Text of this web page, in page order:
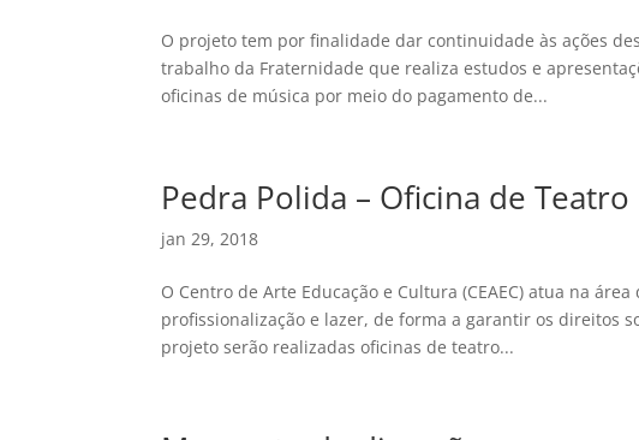
O projeto tem por finalidade dar continuidade às ações
trabalho da Fraternidade que realiza estudos e
oficinas de música por meio do pagamento de...
Pedra Polida – Oficina de Teatro
jan 29, 2018
O Centro de Arte Educação e Cultura (CEAEC) atua na
profissionalização e lazer, de forma a garantir os direitos
projeto serão realizadas oficinas de teatro...